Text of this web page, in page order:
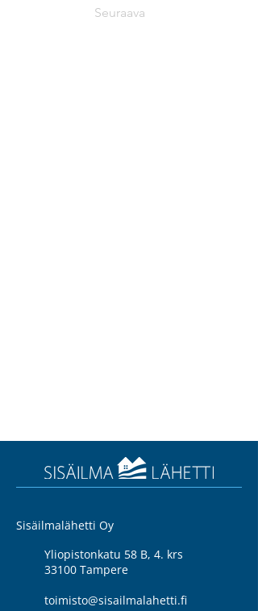
Seuraava
Sisäilmalähetti Oy
Yliopistonkatu 58 B, 4. krs
33100 Tampere
toimisto@sisailmalahetti.fi